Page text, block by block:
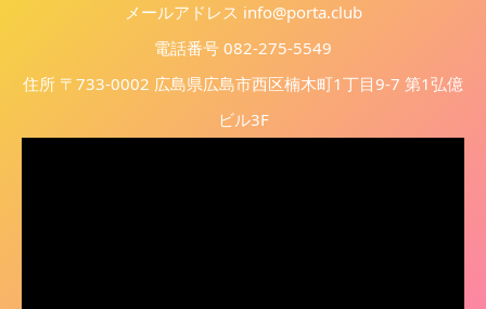
メールアドレス info@porta.club
電話番号 082-275-5549
住所 〒733-0002 広島県広島市西区楠木町1丁目9-7 第1弘億
ビル3F